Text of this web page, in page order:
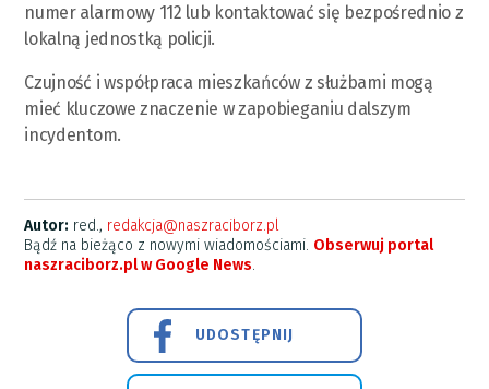
numer alarmowy 112 lub kontaktować się bezpośrednio z
lokalną jednostką policji.
Czujność i współpraca mieszkańców z służbami mogą
mieć kluczowe znaczenie w zapobieganiu dalszym
incydentom.
Autor: red., redakcja@naszraciborz.pl
Bądź na bieżąco z nowymi wiadomościami. Obserwuj portal
naszraciborz.pl w Google News.
UDOSTĘPNIJ